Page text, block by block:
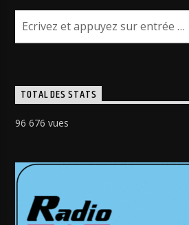
TOTAL DES STATS
96 676 vues